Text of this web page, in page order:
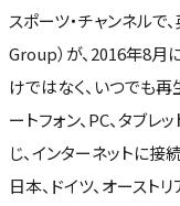
スポーツ・チャンネルで
Group）が、2016年8月
けではなく、いつでも再
ートフォン、PC、タブ
じ、インターネットに
日本、ドイツ、オースト